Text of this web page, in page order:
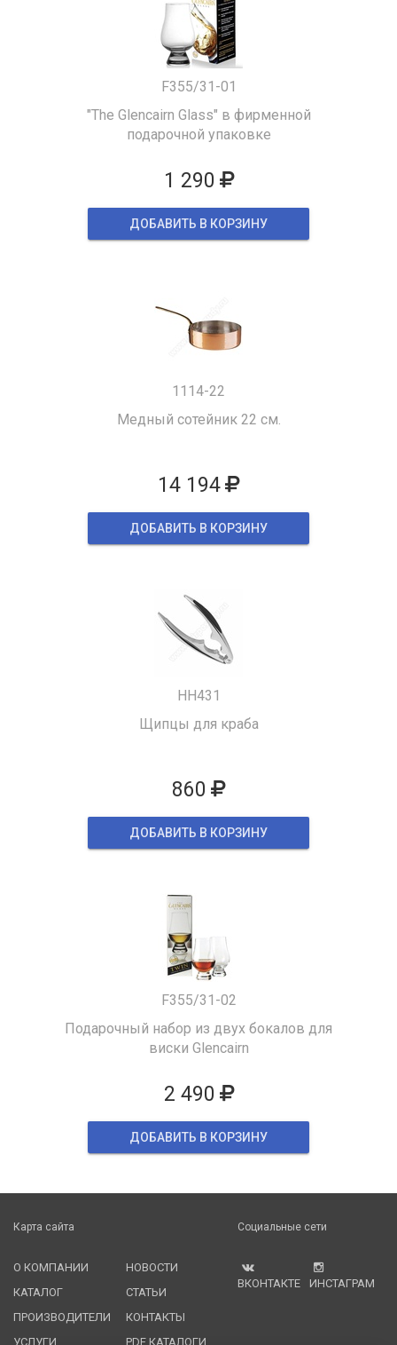
F355/31-01
"The Glencairn Glass" в фирменной
подарочной упаковке
1 290
ДОБАВИТЬ В КОРЗИНУ
1114-22
Медный сотейник 22 см.
14 194
ДОБАВИТЬ В КОРЗИНУ
HH431
Щипцы для краба
860
ДОБАВИТЬ В КОРЗИНУ
F355/31-02
Подарочный набор из двух бокалов для
виски Glencairn
2 490
ДОБАВИТЬ В КОРЗИНУ
Карта сайта
О КОМПАНИИ
КАТАЛОГ
ПРОИЗВОДИТЕЛИ
УСЛУГИ
НОВОСТИ
СТАТЬИ
КОНТАКТЫ
PDF КАТАЛОГИ
Социальные сети
ВКОНТАКТЕ ИНСТАГРАМ